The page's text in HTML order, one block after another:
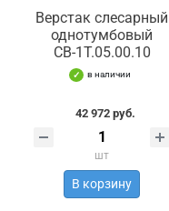
Верстак слесарный
однотумбовый
СВ-1Т.05.00.10
в наличии
42 972 руб.
шт
В корзину